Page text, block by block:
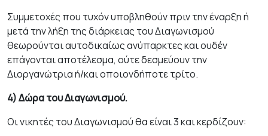
Συμμετοχές που τυχόν υποβληθούν πριν την έναρξη ή
μετά την λήξη της διάρκειας του Διαγωνισμού
θεωρούνται αυτοδικαίως ανύπαρκτες και ουδέν
επάγονται αποτέλεσμα, ούτε δεσμεύουν την
Διοργανώτρια ή/και οποιονδήποτε τρίτο.
4) Δώρα του Διαγωνισμού.
Οι νικητές του Διαγωνισμού θα είναι 3 και κερδίζουν: